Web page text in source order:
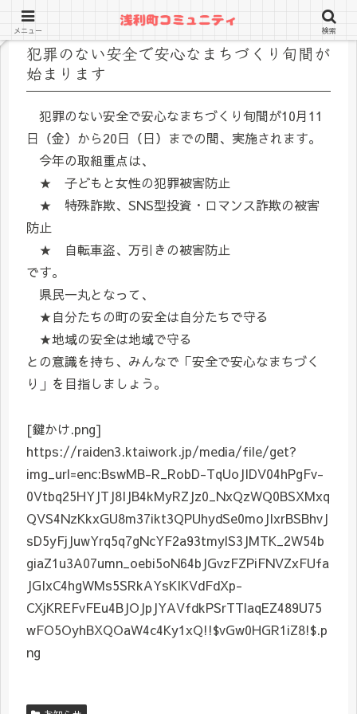
犯罪のない安全で安心なまちづくり旬間が
始まります
犯罪のない安全で安心なまちづくり旬間が10月11
日（金）から20日（日）までの間、実施されます。
今年の取組重点は、
★ 子どもと女性の犯罪被害防止
★ 特殊詐欺、SNS型投資・ロマンス詐欺の被害
防止
★ 自転車盗、万引きの被害防止
です。
県民一丸となって、
★自分たちの町の安全は自分たちで守る
★地域の安全は地域で守る
との意識を持ち、みんなで「安全で安心なまちづく
り」を目指しましょう。
[鍵かけ.png]
https://raiden3.ktaiwork.jp/media/file/get?
img_url=enc:BswMB-R_RobD-TqUoJIDV04hPgFv-
0Vtbq25HYJTJ8IJB4kMyRZJz0_NxQzWQ0BSXMxq
QVS4NzKkxGU8m37ikt3QPUhydSe0moJIxrBSBhvJ
sD5yFjJuwYrq5q7gNcYF2a93tmylS3JMTK_2W54b
giaZ1u3A07umn_oebi5oN64bJGvzFZPiFNVZxFUfa
JGIxC4hgWMs5SRkAYsKIKVdFdXp-
CXjKREFvFEu4BJOJpJYAVfdkPSrTTlaqEZ489U75
wFO5OyhBXQOaW4c4Ky1xQ!!$vGw0HGR1iZ8!$.p
ng
メニュー 検索